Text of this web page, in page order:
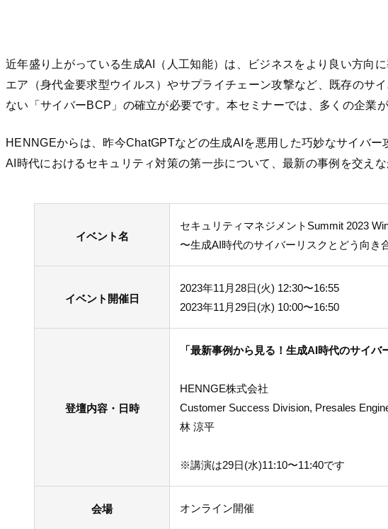
近年盛り上がっている生成AI（人工知能）は、ビジネスをより良い方向
エア（身代金要求型ウイルス）やサプライチェーン攻撃など、既存のサ
ない「サイバーBCP」の確立が必要です。本セミナーでは、多くの企業
HENNGEからは、昨今ChatGPTなどの生成AIを悪用した巧妙なサイバ
AI時代におけるセキュリティ対策の第一歩について、最新の事例を交えな
イベント名
セキュリティマネジメントSummit 2023
〜生成AI時代のサイバーリスクとどう向き
イベント開催日
2023年11月28日(火) 12:30〜16:55
2023年11月29日(水) 10:00〜16:50
登壇内容・日時
「最新事例から見る！生成AI時代のサイ
HENNGE株式会社
Customer Success Division, Presales
林 涼平
※講演は29日(水)11:10〜11:40です
会場 オンライン開催